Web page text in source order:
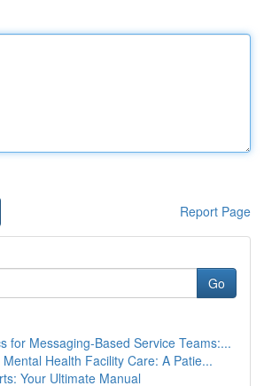
Report Page
Go
for Messaging-Based Service Teams:...
Health Facility Care: A Patie...
Your Ultimate Manual